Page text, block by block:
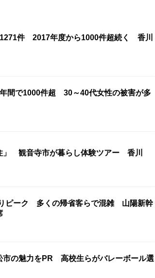
件 2017年度から1000件超続く 香川
間で1000件超 30～40代女性の被害が多
」 観音寺市が暮らし体験ツアー 香川
ピーク 多くの帰省客らで混雑 山陽新幹
市の魅力をPR 高校生らがバレーボール選